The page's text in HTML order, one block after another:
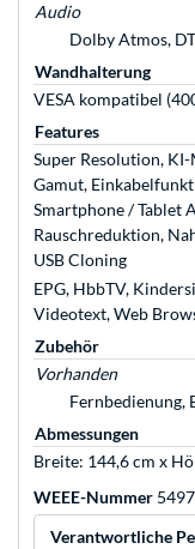
Audio
Dolby Atmos,
Wandhalterung
VESA kompatibel
Features
Super Resolution,
Gamut,
Smartphone / Tablet
Rauschreduktion,
USB Cloning
EPG, HbbTV,
Videotext, Web
Zubehör
Vorhanden
Fernbedienung,
Abmessungen
Breite: 144,6 cm x
WEEE-Nummer
Verantwortliche